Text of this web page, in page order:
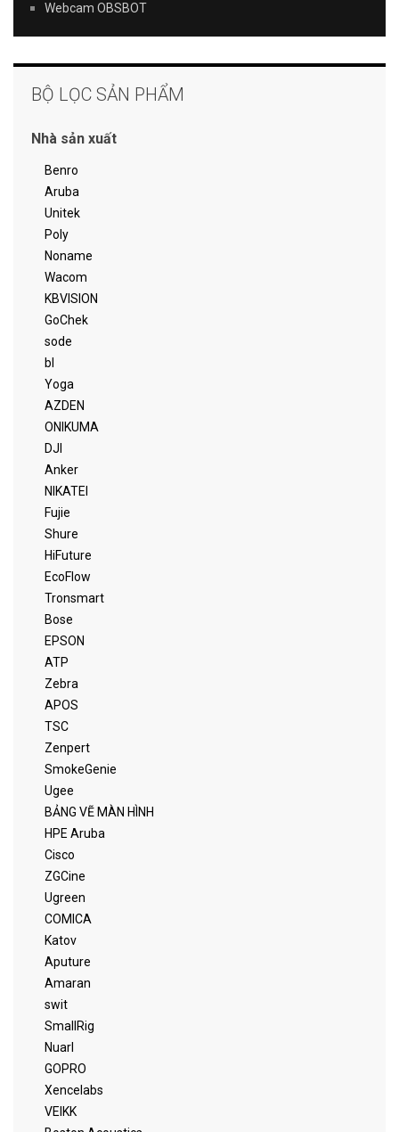
Webcam OBSBOT
BỘ LỌC SẢN PHẨM
Nhà sản xuất
Benro
Aruba
Unitek
Poly
Noname
Wacom
KBVISION
GoChek
sode
bl
Yoga
AZDEN
ONIKUMA
DJI
Anker
NIKATEI
Fujie
Shure
HiFuture
EcoFlow
Tronsmart
Bose
EPSON
ATP
Zebra
APOS
TSC
Zenpert
SmokeGenie
Ugee
BẢNG VẼ MÀN HÌNH
HPE Aruba
Cisco
ZGCine
Ugreen
COMICA
Katov
Aputure
Amaran
swit
SmallRig
Nuarl
GOPRO
Xencelabs
VEIKK